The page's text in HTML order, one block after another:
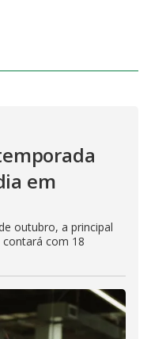
em
outubro, a principal
com 18